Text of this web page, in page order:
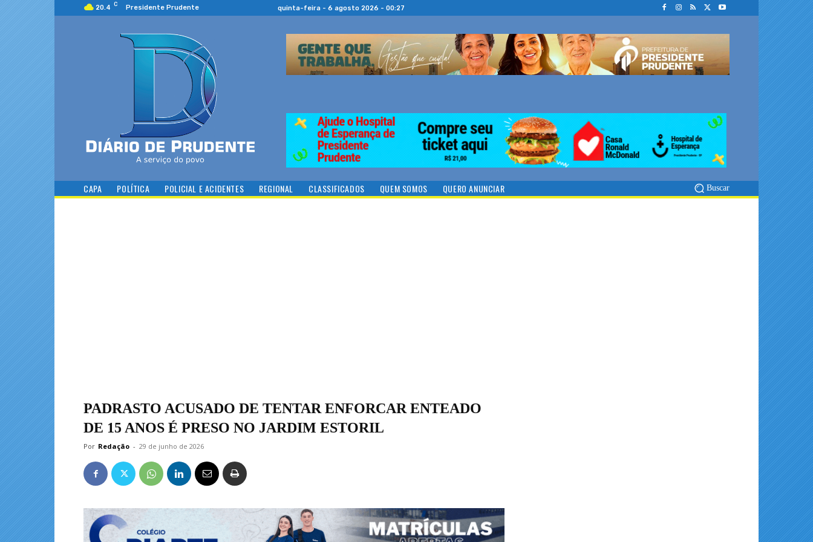
20.4 C Presidente Prudente quinta-feira - 6 agosto 2026 - 00:27
CAPA POLÍTICA POLICIAL E ACIDENTES REGIONAL CLASSIFICADOS QUEM SOMOS QUERO ANUNCIAR Buscar
PADRASTO ACUSADO DE TENTAR ENFORCAR ENTEADO
DE 15 ANOS É PRESO NO JARDIM ESTORIL
Por Redação - 29 de junho de 2026